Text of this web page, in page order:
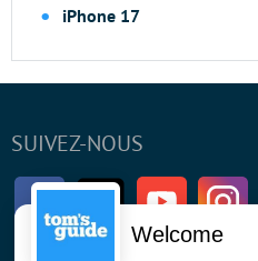
iPhone 17
SUIVEZ-NOUS
FacebookTwitter Youtube
Welcome